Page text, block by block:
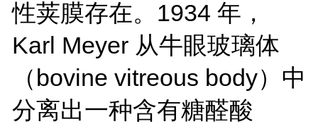
性荚膜存在。1934 年，
Karl Meyer 从牛眼玻璃体
（bovine vitreous body）中
分离出一种含有糖醛酸